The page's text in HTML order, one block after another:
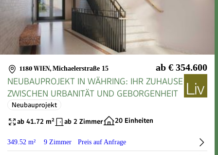
1180 WIEN, Michaelerstraße 15 ab € 354.600
NEUBAUPROJEKT IN WÄHRING: IHR ZUHAUSE
ZWISCHEN URBANITÄT UND GEBORGENHEIT
Neubauprojekt
ab 41.72 m² ab 2 Zimmer 20 Einheiten
349.52 m² 9 Zimmer Preis auf Anfrage